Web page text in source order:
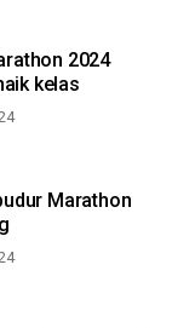
2024
kelas
Marathon